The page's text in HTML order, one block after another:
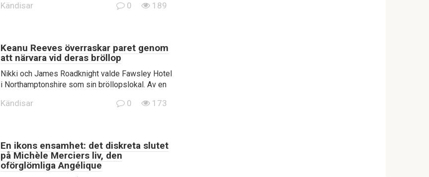
Kändisar 0 189
Keanu Reeves överraskar paret genom
att närvara vid deras bröllop
Nikki och James Roadknight valde Fawsley Hotel
i Northamptonshire som sin bröllopslokal. Av en
Kändisar 0 173
En ikons ensamhet: det diskreta slutet
på Michèle Merciers liv, den
oförglömliga Angélique